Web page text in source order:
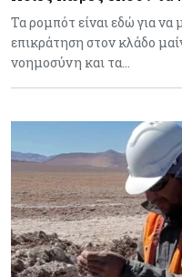
Τα ρομπότ είναι εδώ για να
επικράτηση στον κλάδο
νοημοσύνη και τα…